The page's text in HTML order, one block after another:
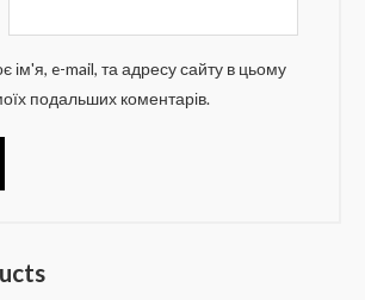
ім'я, e-mail, та адресу сайту в цьому
подальших коментарів.